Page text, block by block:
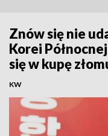
Znów się nie
Korei
się w kupę
KW